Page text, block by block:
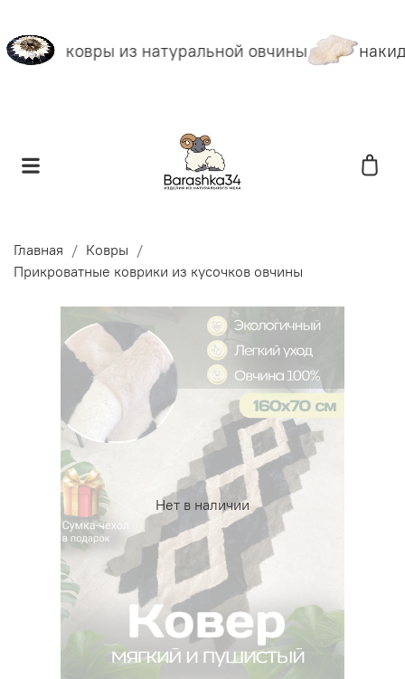
ковры из натуральной овчины
Главная
Ковры
Прикроватные коврики из кусочков овчины
Нет в наличии